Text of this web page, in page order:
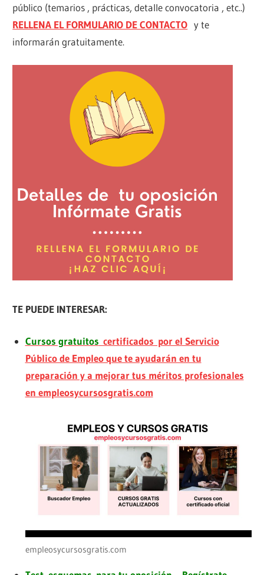
público (temarios , prácticas, detalle convocatoria , etc..)
RELLENA EL FORMULARIO DE CONTACTO y te
informarán gratuitamente.
TE PUEDE INTERESAR:
Cursos gratuitos certificados por el Servicio
Público de Empleo que te ayudarán en tu
preparación y a mejorar tus méritos profesionales
en empleosycursosgratis.com
empleosycursosgratis.com